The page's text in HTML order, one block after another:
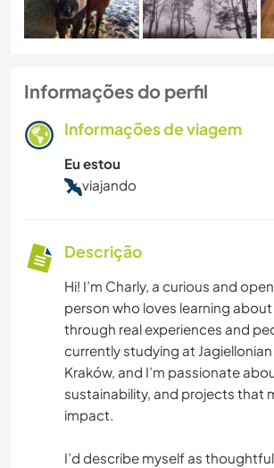
Informações do perfil
Informações de viagem
Eu estou
viajando
Descrição
Hi! I’m Charly, a curious and
person who loves learning
through real experiences and
currently studying at Jagiellonian
Kraków, and I’m passionate
sustainability, and projects that
impact.
I’d describe myself as